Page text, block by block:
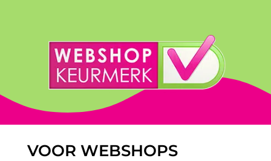
VOOR WEBSHOPS